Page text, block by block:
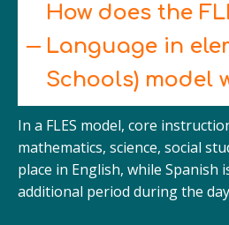
How does the
Language in
Schools) model
In a FLES model, core
mathematics, science, social
place in English, while Spanish
additional period during the